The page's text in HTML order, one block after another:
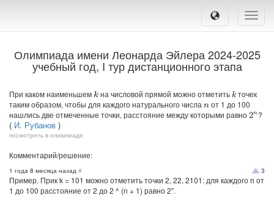
Toggle
Олимпиада имени Леонарда Эйлера 2024-2025
учебный год, I тур дистанционного этапа
При каком наименьшемkна числовой прямой можно отметитьk точек
таким образом, чтобы для каждого натурального числа nот 1 до 100
нашлись две отмеченные точки, расстояние между которыми равно2n?
( И. Рубанов )
посмотреть в олимпиаде
Комментарий/решение:
3
1 года 8 месяца назад #
Пример. Прик k = 101 можно отметить точки 2, 22, 2101: для каждого п от
1 до 100 расстояние от 2 до 2 ^ (n + 1) равно 2".